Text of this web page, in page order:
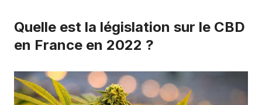
Quelle est la législation sur le CBD
en France en 2022 ?